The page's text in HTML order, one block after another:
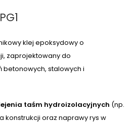
klej epoksydowy o
zaprojektowany do
betonowych, stalowych i
taśm hydroizolacyjnych (np.
konstrukcji oraz naprawy rys w